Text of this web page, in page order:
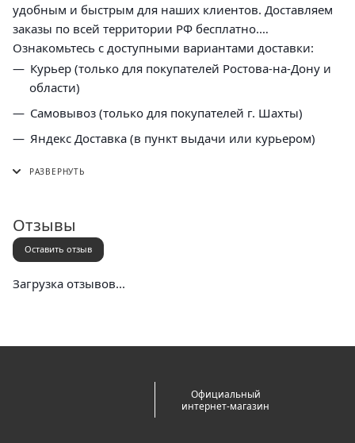
удобным и быстрым для наших клиентов. Доставляем
заказы по всей территории РФ бесплатно.
Ознакомьтесь с доступными вариантами доставки:
Курьер (только для покупателей Ростова-на-Дону и
области)
Самовывоз (только для покупателей г. Шахты)
Яндекс Доставка (в пункт выдачи или курьером)
Отзывы
Оставить отзыв
Загрузка отзывов...
Официальный
интернет-магазин